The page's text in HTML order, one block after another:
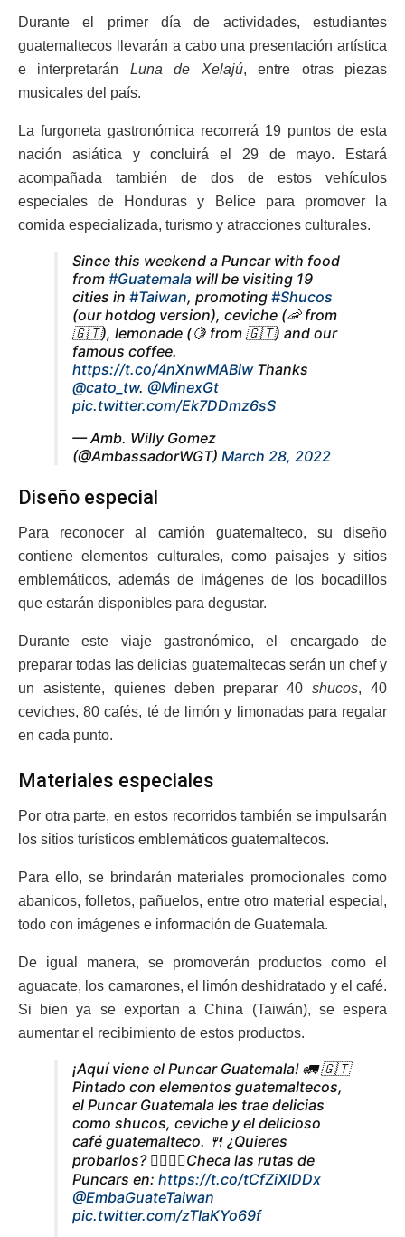
Durante el primer día de actividades, estudiantes
guatemaltecos llevarán a cabo una presentación artística
e interpretarán Luna de Xelajú, entre otras piezas
musicales del país.
La furgoneta gastronómica recorrerá 19 puntos de esta
nación asiática y concluirá el 29 de mayo. Estará
acompañada también de dos de estos vehículos
especiales de Honduras y Belice para promover la
comida especializada, turismo y atracciones culturales.
Since this weekend a Puncar with food
from #Guatemala will be visiting 19
cities in #Taiwan, promoting #Shucos
(our hotdog version), ceviche (🦐 from
🇬🇹), lemonade (🍋 from 🇬🇹) and our
famous coffee.
https://t.co/4nXnwMABiwThanks
@cato_tw. @MinexGt
pic.twitter.com/Ek7DDmz6sS
— Amb. Willy Gomez
(@AmbassadorWGT) March 28, 2022
Diseño especial
Para reconocer al camión guatemalteco, su diseño
contiene elementos culturales, como paisajes y sitios
emblemáticos, además de imágenes de los bocadillos
que estarán disponibles para degustar.
Durante este viaje gastronómico, el encargado de
preparar todas las delicias guatemaltecas serán un chef y
un asistente, quienes deben preparar 40shucos, 40
ceviches, 80 cafés, té de limón y limonadas para regalar
en cada punto.
Materiales especiales
Por otra parte, en estos recorridos también se impulsarán
los sitios turísticos emblemáticos guatemaltecos.
Para ello, se brindarán materiales promocionales como
abanicos, folletos, pañuelos, entre otro material especial,
todo con imágenes e información de Guatemala.
De igual manera, se promoverán productos como el
aguacate, los camarones, el limón deshidratado y el café.
Si bien ya se exportan a China (Taiwán), se espera
aumentar el recibimiento de estos productos.
¡Aquí viene el Puncar Guatemala! 🚛 🇬🇹
Pintado con elementos guatemaltecos,
el Puncar Guatemala les trae delicias
como shucos, ceviche y el delicioso
café guatemalteco. 🍴 ¿Quieres
probarlos? 👉🏻👉🏻Checa las rutas de
Puncars en: https://t.co/tCfZiXlDDx
@EmbaGuateTaiwan
pic.twitter.com/zTIaKYo69f